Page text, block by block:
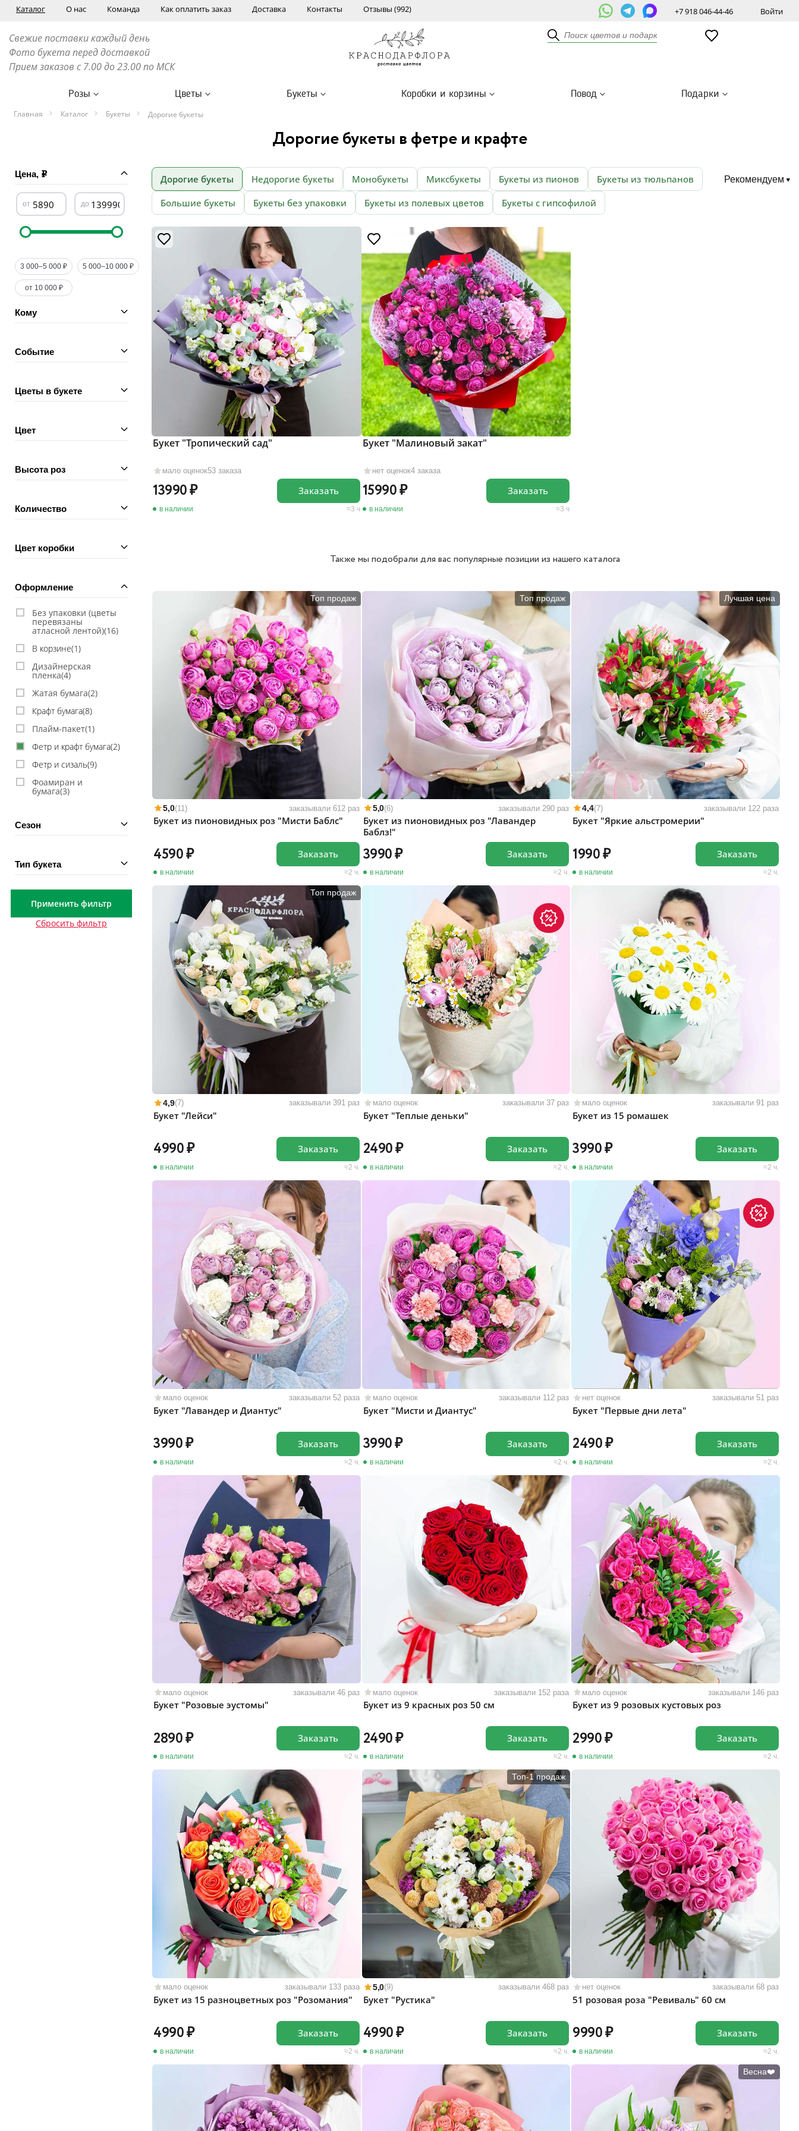
Каталог О нас Команда Как оплатить заказ Доставка Контакты Отзывы (992) +7 918 046-44-46 Войти
Свежие поставки каждый день
Фото букета перед доставкой
Прием заказов с 7.00 до 23.00 по МСК
Розы Цветы Букеты Коробки и корзины Повод Подарки
Главная Каталог Букеты Дорогие букеты
Дорогие букеты в фетре и крафте
Цена,
3 000–5 000 ₽ 5 000–10 000 ₽
от 10 000 ₽
Кому
Событие
Цветы в букете
Цвет
Высота роз
Количество
Цвет коробки
Оформление
Без упаковки (цветы
перевязаны
атласной лентой)(16)
В корзине(1)
Дизайнерская
пленка(4)
Жатая бумага(2)
Крафт бумага(8)
Плайм-пакет(1)
Фетр и крафт бумага(2)
Фетр и сизаль(9)
Фоамиран и
бумага(3)
Сезон
Тип букета
Применить фильтр
Сбросить фильтр
Дорогие букеты Недорогие букеты Монобукеты Миксбукеты Букеты из пионов
Букеты из тюльпанов
Большие букеты
Букеты без упаковки Букеты из полевых цветов Букеты с гипсофилой
Рекомендуем
мало оценок53 заказа
Букет "Тропический сад"
13990
в наличии 3 ч
Заказать
нет оценок4 заказа
Букет "Малиновый закат"
15990
в наличии 3 ч
Заказать
Также мы подобрали для вас популярные позиции из нашего каталога
Топ продаж
5,0(11) заказывали 612 раз
Букет из пионовидных роз "Мисти Баблс"
4590
в наличии 2 ч.
Заказать
Топ продаж
5,0(6) заказывали 290 раз
Букет из пионовидных роз "Лавандер
Баблз!"
3990
в наличии 2 ч.
Заказать
Лучшая цена
4,4(7) заказывали 122 раза
Букет "Яркие альстромерии"
1990
в наличии 2 ч.
Заказать
Топ продаж
4,9(7) заказывали 391 раз
Букет "Лейси"
4990
в наличии 2 ч.
Заказать
мало оценок заказывали 37 раз
Букет "Теплые деньки"
2490
в наличии 2 ч.
Заказать
мало оценок заказывали 91 раз
Букет из 15 ромашек
3990
в наличии 2 ч.
Заказать
мало оценок заказывали 52 раза
Букет "Лавандер и Диантус"
3990
в наличии 2 ч.
Заказать
мало оценок заказывали 112 раз
Букет "Мисти и Диантус"
3990
в наличии 2 ч.
Заказать
нет оценок заказывали 51 раз
Букет "Первые дни лета"
2490
в наличии 2 ч.
Заказать
мало оценок заказывали 46 раз
Букет "Розовые эустомы"
2890
в наличии 2 ч.
Заказать
мало оценок заказывали 152 раза
Букет из 9 красных роз 50 см
2490
в наличии 2 ч.
Заказать
мало оценок заказывали 146 раз
Букет из 9 розовых кустовых роз
2990
в наличии 2 ч.
Заказать
мало оценок заказывали 133 раза
Букет из 15 разноцветных роз "Розомания"
4990
в наличии 2 ч.
Заказать
Топ-1 продаж
5,0(9) заказывали 468 раз
Букет "Рустика"
4990
в наличии 2 ч.
Заказать
нет оценок заказывали 68 раз
51 розовая роза "Ревиваль" 60 см
9990
в наличии 2 ч.
Заказать
Весна❤️